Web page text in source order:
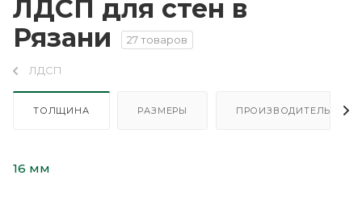
ЛДСП для стен в
Рязани
27 товаров
ЛДСП
ТОЛЩИНА РАЗМЕРЫ ПРОИЗВОДИТЕЛЬ
16 мм